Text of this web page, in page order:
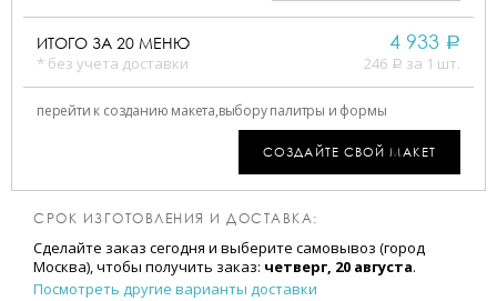
ИТОГО ЗА 20 МЕНЮ
* без учета доставки
4 933 a
246 a за 1 шт.
перейти к созданию макета,выбору палитры и формы
СОЗДАЙТЕ СВОЙ МАКЕТ
СРОК ИЗГОТОВЛЕНИЯ И ДОСТАВКА:
Сделайте заказ сегодня и выберите самовывоз (город
Москва), чтобы получить заказ: четверг, 20 августа.
Посмотреть другие варианты доставки